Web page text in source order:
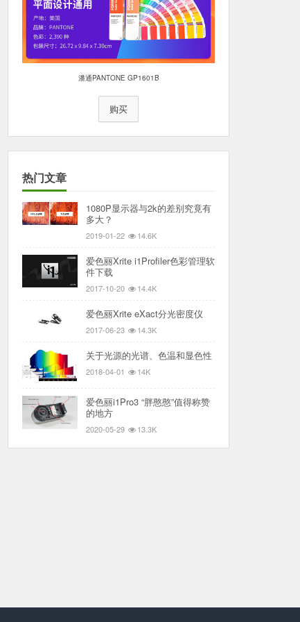
潘通PANTONE GP1601B
购买
热门文章
1080P显示器与2k的差别究竟有
多大？
2019-01-22 14.6K
爱色丽Xrite i1Profiler色彩管理软
件下载
2017-10-20 14.4K
爱色丽Xrite eXact分光密度仪
2017-06-23 14.3K
关于光源的光谱、色温和显色性
2018-04-01 14K
爱色丽i1Pro3 “胖憨憨”值得称赞
的地方
2020-05-29 13.3K